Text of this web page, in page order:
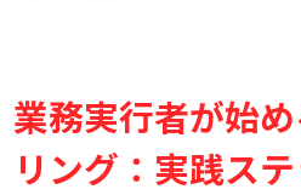
業務実行者が始
リング：実践ス